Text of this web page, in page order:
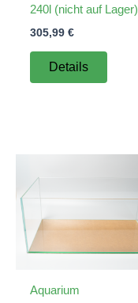
240l (nicht auf Lager)
305,99 €
Details
Aquarium